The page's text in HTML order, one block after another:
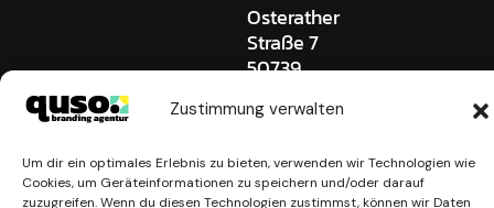
Zustimmung verwalten
Um dir ein optimales Erlebnis zu bieten, verwenden wir Technologien wie
Cookies, um Geräteinformationen zu speichern und/oder darauf
zuzugreifen. Wenn du diesen Technologien zustimmst, können wir Daten
Osterather
Straße 7
50739
Germany
909 0
hallo@quso-